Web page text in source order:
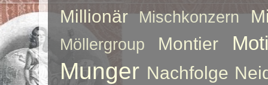
Millionär Mischkonzern
Möllergroup Montier
Munger Nachfolge